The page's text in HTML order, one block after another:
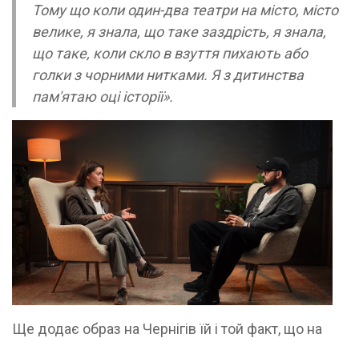
Тому що коли один-два театри на місто, місто
велике, я знала, що таке заздрість, я знала,
що таке, коли скло в взуття пихають або
голки з чорними нитками. Я з дитинства
пам'ятаю оці історії».
Ще додає образ на Чернігів їй і той факт, що на